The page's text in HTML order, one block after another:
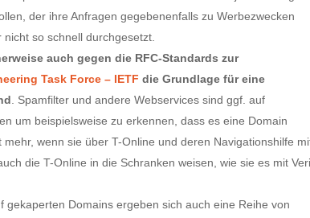
der ihre Anfragen gegebenenfalls zu Werbezwecken
so schnell durchgesetzt.
auch gegen die RFC-Standards zur
Task Force – IETF die Grundlage für eine
. Spamfilter und andere Webservices sind ggf. auf
um beispielsweise zu erkennen, dass es eine Domain
wenn sie über T-Online und deren Navigationshilfe
die T-Online in die Schranken weisen, wie sie es mit
Domains ergeben sich auch eine Reihe von